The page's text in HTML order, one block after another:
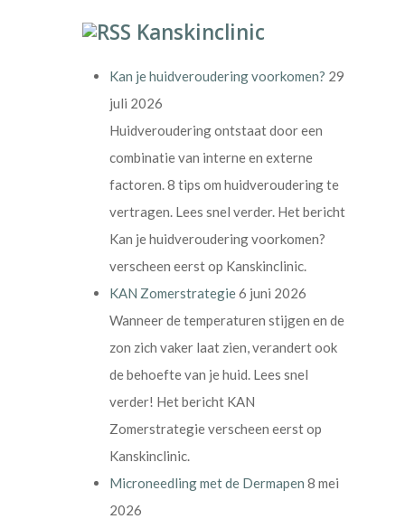
Kanskinclinic
Kan je huidveroudering voorkomen? 29
juli 2026
Huidveroudering ontstaat door een
combinatie van interne en externe
factoren. 8 tips om huidveroudering te
vertragen. Lees snel verder. Het bericht
Kan je huidveroudering voorkomen?
verscheen eerst op Kanskinclinic.
KAN Zomerstrategie6 juni 2026
Wanneer de temperaturen stijgen en de
zon zich vaker laat zien, verandert ook
de behoefte van je huid. Lees snel
verder! Het bericht KAN
Zomerstrategie verscheen eerst op
Kanskinclinic.
Microneedling met de Dermapen 8 mei
2026